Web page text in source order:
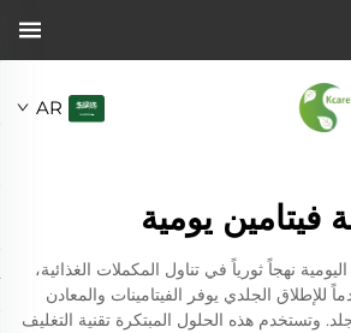
AR
فيتامين يومية
نهجاً ثورياً في تناول المكملات الغذائية،
للإطلاق الجلدي يوفر الفيتامينات والمعادن
وتستخدم هذه الحلول المبتكرة تقنية التغليف